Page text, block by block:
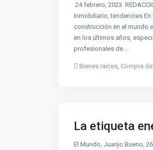
24 febrero, 2023
Inmobiliario, tendencias
construcción en el mundo
en los últimos años,
profesionales de …
Bienes raíces, Compra
La etiqueta
El Mundo, Juanjo Bueno,